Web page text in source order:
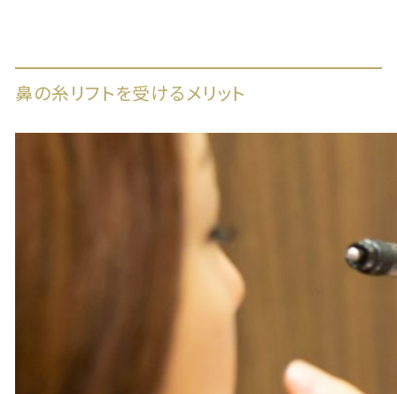
鼻の糸リフトを受けるメリット